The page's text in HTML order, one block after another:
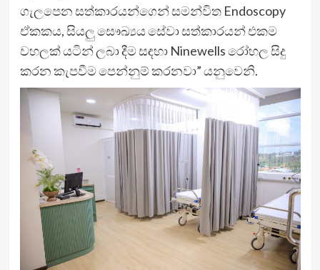
ගැලපෙන සත්කාරයන්ගෙන් සමන්විත Endoscopy
ඒකකය, සියලු සෞඛ්‍යය සේවා සත්කාරයන් එකම
වහලක් යටින් ලබා දීම සඳහා Ninewells රෝහල සිදු
කරන කැපවීම පෙන්නුම් කරනවා” යනුවෙනි.